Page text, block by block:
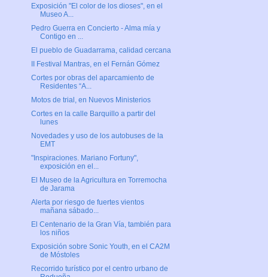
Exposición "El color de los dioses", en el
Museo A...
Pedro Guerra en Concierto - Alma mía y
Contigo en ...
El pueblo de Guadarrama, calidad cercana
II Festival Mantras, en el Fernán Gómez
Cortes por obras del aparcamiento de
Residentes “A...
Motos de trial, en Nuevos Ministerios
Cortes en la calle Barquillo a partir del
lunes
Novedades y uso de los autobuses de la
EMT
"Inspiraciones. Mariano Fortuny",
exposición en el...
El Museo de la Agricultura en Torremocha
de Jarama
Alerta por riesgo de fuertes vientos
mañana sábado...
El Centenario de la Gran Vía, también para
los niños
Exposición sobre Sonic Youth, en el CA2M
de Móstoles
Recorrido turístico por el centro urbano de